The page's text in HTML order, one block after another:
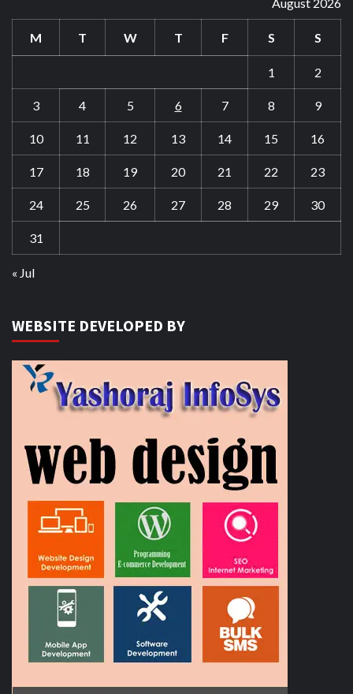
M T W T F S S
1 2
3 4 5 6 7 8 9
10 11 12 13 14 15 16
17 18 19 20 21 22 23
24 25 26 27 28 29 30
31
« Jul
WEBSITE DEVELOPED BY